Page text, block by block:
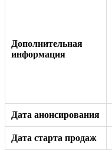
Дополнительная
информация
Дата анонсирования
Дата старта продаж